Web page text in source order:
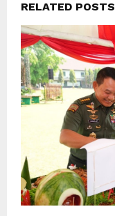
RELATED POSTS